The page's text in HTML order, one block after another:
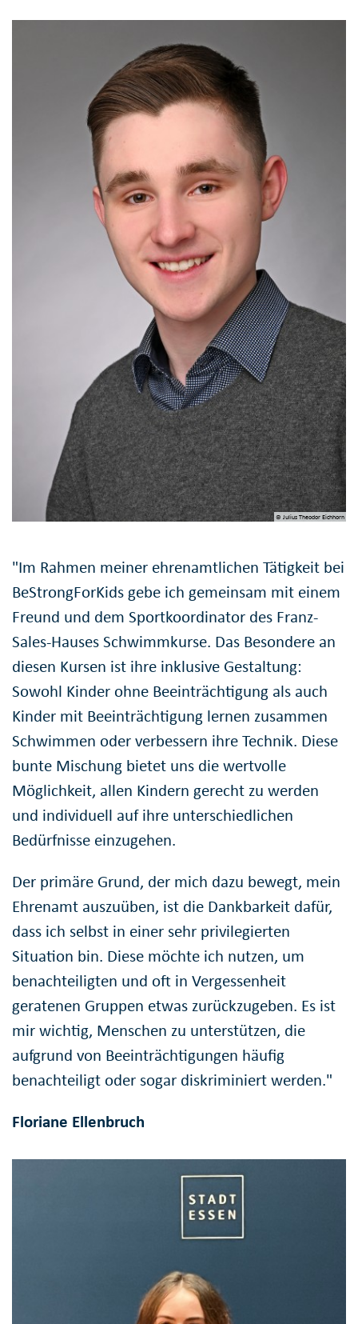
© Julius Theodor Eichhorn
"Im Rahmen meiner ehrenamtlichen Tätigkeit bei
BeStrongForKids gebe ich gemeinsam mit einem
Freund und dem Sportkoordinator des Franz-
Sales-Hauses Schwimmkurse. Das Besondere an
diesen Kursen ist ihre inklusive Gestaltung:
Sowohl Kinder ohne Beeinträchtigung als auch
Kinder mit Beeinträchtigung lernen zusammen
Schwimmen oder verbessern ihre Technik. Diese
bunte Mischung bietet uns die wertvolle
Möglichkeit, allen Kindern gerecht zu werden
und individuell auf ihre unterschiedlichen
Bedürfnisse einzugehen.
Der primäre Grund, der mich dazu bewegt, mein
Ehrenamt auszuüben, ist die Dankbarkeit dafür,
dass ich selbst in einer sehr privilegierten
Situation bin. Diese möchte ich nutzen, um
benachteiligten und oft in Vergessenheit
geratenen Gruppen etwas zurückzugeben. Es ist
mir wichtig, Menschen zu unterstützen, die
aufgrund von Beeinträchtigungen häufig
benachteiligt oder sogar diskriminiert werden."
Floriane Ellenbruch